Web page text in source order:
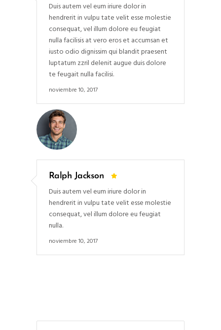
Duis autem vel eum iriure dolor in
hendrerit in vulpu tate velit esse molestie
consequat, vel illum dolore eu feugiat
nulla facilisis at vero eros et accumsan et
iusto odio dignissim qui blandit praesent
luptatum zzril delenit augue duis dolore
te feugait nulla facilisi.
noviembre 10, 2017
Ralph Jackson
Duis autem vel eum iriure dolor in
hendrerit in vulpu tate velit esse molestie
consequat, vel illum dolore eu feugiat
nulla.
noviembre 10, 2017